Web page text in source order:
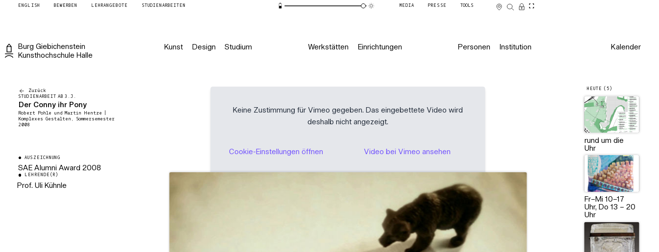
ENGLISH BEWERBEN LEHRANGEBOTE STUDIENARBEITEN MEDIA PRESSE TOOLS
Burg Giebichenstein
Kunsthochschule Halle
Kunst Design Studium Werkstätten Einrichtungen Personen Institution Kalender
Keine Zustimmung für Vimeo gegeben. Das eingebettete Video wird
deshalb nicht angezeigt.
Cookie-Einstellungen öffnen Video bei Vimeo ansehen
Der Conny ihr Ponny, von
2008 | Dokumentation
HEUTE (5)
rund um die
Uhr
Fr–Mi 10–17
Uhr, Do 13 – 20
Uhr
Zurück
STUDIENARBEIT AB 3.J.
Der Conny ihr Pony
Robert Pohle und Martin Hentze |
Komplexes Gestalten, Sommersemester
2008
AUSZEICHNUNG
SAE Alumni Award 2008
LEHRENDE(R)
Prof. Uli Kühnle